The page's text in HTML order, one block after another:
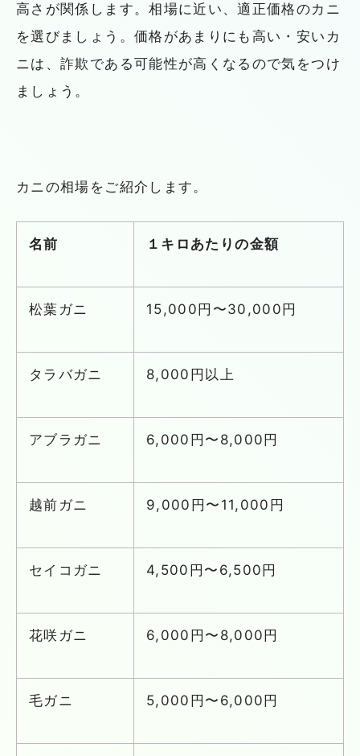
高さが関係します。相場に近い、適正価格のカニ
を選びましょう。価格があまりにも高い・安いカ
ニは、詐欺である可能性が高くなるので気をつけ
ましょう。
カニの相場をご紹介します。
名前 １キロあたりの金額
松葉ガニ 15,000円〜30,000円
タラバガニ 8,000円以上
アブラガニ 6,000円〜 8,000円
越前ガニ 9,000 円 〜11,000 円
セイコガニ 4,500 円 〜6,500円
花咲ガニ 6,000 円 〜8,000円
毛ガニ 5,000 円〜 6,000円